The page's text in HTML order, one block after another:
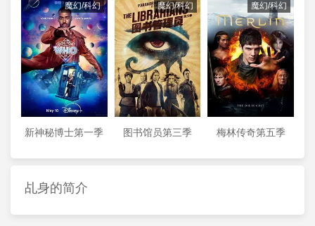
魔幻/科幻
新神秘博士第一季
魔幻/科幻
图书馆员第三季
魔幻/科幻
梅林传奇第五季
乩身的简介